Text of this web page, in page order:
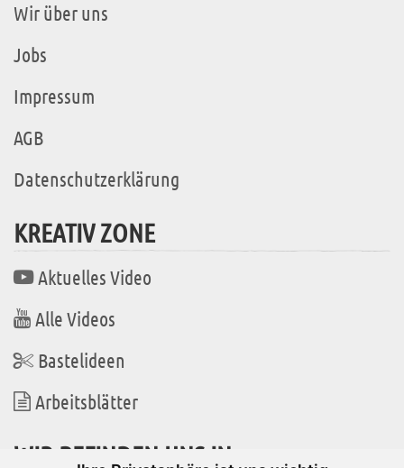
Wir über uns
Jobs
Impressum
AGB
Datenschutzerklärung
KREATIV ZONE
Aktuelles Video
Alle Videos
Bastelideen
Arbeitsblätter
WIR BEFINDEN UNS IN